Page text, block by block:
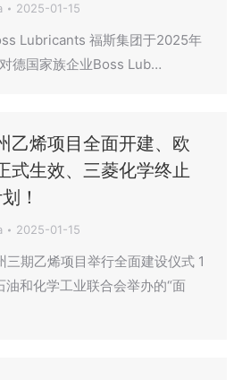
2025-01-15
Lubricants 福斯集团于2025年
德国家族企业Boss Lub…
乙烯项目全面开建、欧
式生效、三菱化学终止
！
2025-01-15
期乙烯项目举行全面建设仪式 1
油和化学工业联合会举办的“面